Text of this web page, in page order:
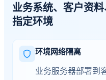
业务系统、客户资
指定环境
环境网络隔离
业务服务器部署到